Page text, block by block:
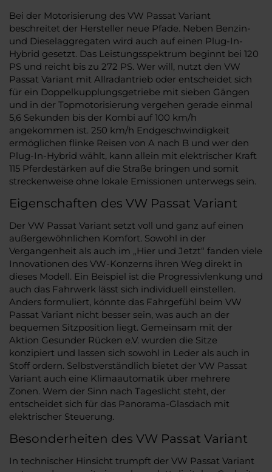
Bei der Motorisierung des VW Passat Variant
beschreitet der Hersteller neue Pfade. Neben Benzin-
und Dieselaggregaten wird auch auf einen Plug-In-
Hybrid gesetzt. Das Leistungsspektrum beginnt bei 120
PS und reicht bis zu 272 PS. Wer will, nutzt den VW
Passat Variant mit Allradantrieb oder entscheidet sich
für ein Doppelkupplungsgetriebe mit sieben Gängen
und in der Topmotorisierung vergehen gerade einmal
5,6 Sekunden bis der Kombi auf 100 km/h
angekommen ist. 250 km/h Endgeschwindigkeit
ermöglichen flinke Reisen von A nach B und wer den
Plug-In-Hybrid wählt, kann allein mit elektrischer Kraft
115 Pferdestärken auf die Straße bringen und somit
streckenweise ohne lokale Emissionen unterwegs sein.
Eigenschaften des VW Passat Variant
Der VW Passat Variant setzt voll und ganz auf einen
außergewöhnlichen Komfort. Sowohl in der
Vergangenheit als auch im „Hier und Jetzt“ fanden viele
Innovationen des VW-Konzerns ihren Weg direkt in
dieses Modell. Ein Beispiel ist die Progressivlenkung und
auch das Fahrwerk lässt sich individuell einstellen.
Anders formuliert, könnte das Fahrgefühl beim VW
Passat Variant nicht besser sein, was auch an der
bequemen Sitzposition liegt. Gemeinsam mit der
Aktion Gesunder Rücken e.V. wurden die Sitze
konzipiert und lassen sich sowohl in Leder als auch in
Stoff ordern. Selbstverständlich bietet der VW Passat
Variant auch eine Klimaautomatik über mehrere
Zonen. Wem der Sinn nach Tageslicht steht, der
entscheidet sich für das Panorama-Glasdach mit
elektrischer Steuerung.
Besonderheiten des VW Passat Variant
In technischer Hinsicht trumpft der VW Passat Variant